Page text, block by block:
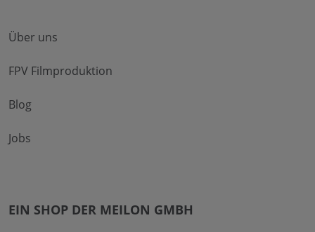
Über uns
FPV Filmproduktion
Blog
Jobs
EIN SHOP DER MEILON GMBH